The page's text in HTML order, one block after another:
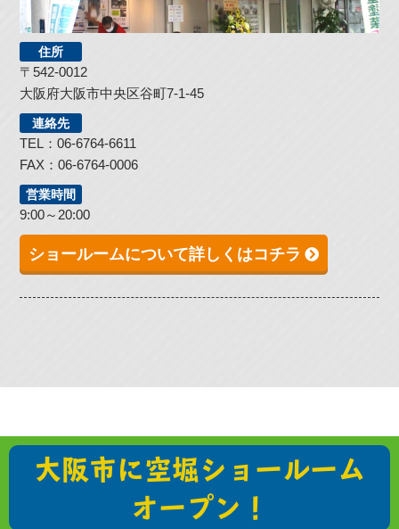
住所
〒542-0012
大阪府大阪市中央区谷町7-1-45
連絡先
TEL：06-6764-6611
FAX：06-6764-0006
営業時間
9:00～20:00
ショールームについて詳しくはコチラ
大阪市に空堀ショールーム
オープン！